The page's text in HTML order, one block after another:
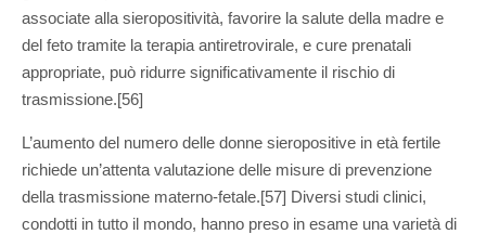
associate alla sieropositività, favorire la salute della madre e
del feto tramite la terapia antiretrovirale, e cure prenatali
appropriate, può ridurre significativamente il rischio di
trasmissione.[56]
L’aumento del numero delle donne sieropositive in età fertile
richiede un’attenta valutazione delle misure di prevenzione
della trasmissione materno-fetale.[57] Diversi studi clinici,
condotti in tutto il mondo, hanno preso in esame una varietà di